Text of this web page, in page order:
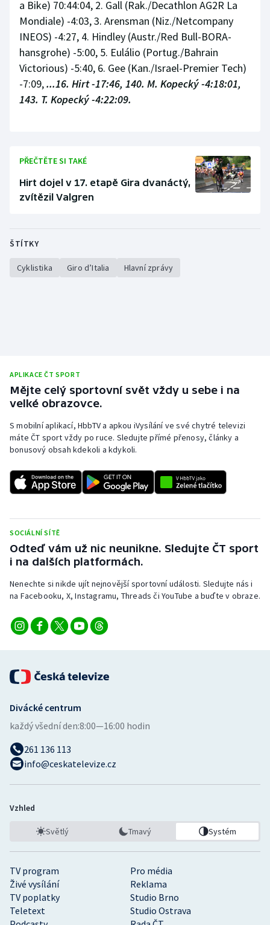
a Bike) 70:44:04, 2. Gall (Rak./Decathlon AG2R La
Mondiale) -4:03, 3. Arensman (Niz./Netcompany
INEOS) -4:27, 4. Hindley (Austr./Red Bull-BORA-
hansgrohe) -5:00, 5. Eulálio (Portug./Bahrain
Victorious) -5:40, 6. Gee (Kan./Israel-Premier Tech)
-7:09,...16. Hirt -17:46, 140. M. Kopecký -4:18:01,
143. T. Kopecký -4:22:09.
PŘEČTĚTE SI TAKÉ
Hirt dojel v 17. etapě Gira dvanáctý,
zvítězil Valgren
ŠTÍTKY
Cyklistika Giro d’Italia Hlavní zprávy
APLIKACE ČT SPORT
Mějte celý sportovní svět vždy u sebe i na
velké obrazovce.
S mobilní aplikací, HbbTV a apkou iVysílání ve své chytré televizi
máte ČT sport vždy po ruce. Sledujte přímé přenosy, články a
bonusový obsah kdekoli a kdykoli.
SOCIÁLNÍ SÍTĚ
Odteď vám už nic neunikne. Sledujte ČT sport
i na dalších platformách.
Nenechte si nikde ujít nejnovější sportovní události. Sledujte nás i
na Facebooku, X, Instagramu, Threads či YouTube a buďte v obraze.
TV program
Pro média
Živé vysílání
Reklama
TV poplatky
Studio Brno
Teletext
Studio Ostrava
Divácké centrum
každý všední den:8:00—16:00 hodin
261 136 113
info@ceskatelevize.cz
Vzhled
Světlý Tmavý Systém